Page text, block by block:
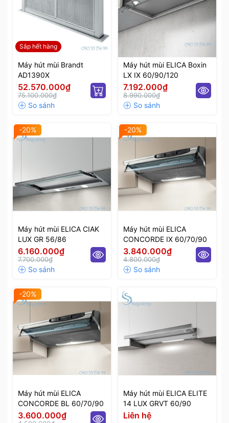
Sắp hết hàng
Máy hút mùi Brandt
AD1390X
52.570.000₫
75.100.000₫
Máy hút mùi ELICA Boxin
LX IX 60/90/120
7.192.000₫
8.990.000₫
-20%
Máy hút mùi ELICA CIAK
LUX GR 56/86
6.160.000₫
7.700.000₫
-20%
Máy hút mùi ELICA
CONCORDE IX 60/70/90
3.840.000₫
4.800.000₫
-20%
Máy hút mùi ELICA
CONCORDE BL 60/70/90
3.600.000₫
Máy hút mùi ELICA ELITE
14 LUX GRVT 60/90
Liên hệ